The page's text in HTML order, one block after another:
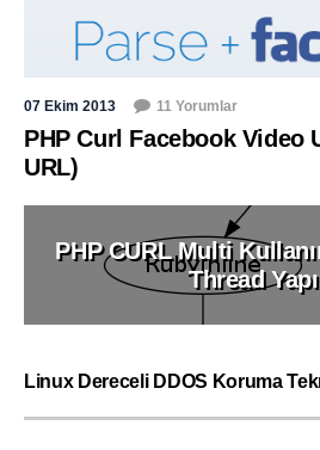
07 Ekim 2013 11 Yorumlar
PHP Curl Facebook Video
URL)
PHP CURL Multi
Thread
Linux Dereceli DDOS Koruma